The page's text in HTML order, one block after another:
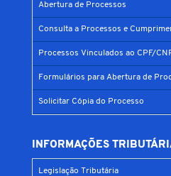
Abertura de Processos
Consulta a Processos e
Processos Vinculados ao CPF/
Formulários para Abertura de
Solicitar Cópia do Processo
INFORMAÇÕES
Legislação Tributária